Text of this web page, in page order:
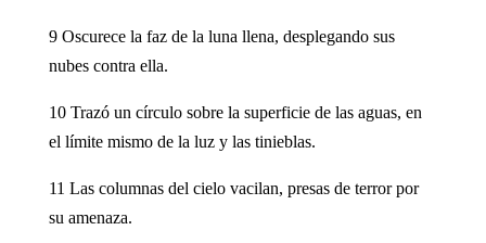
9 Oscurece la faz de la luna llena, desplegando sus
nubes contra ella.
10 Trazó un círculo sobre la superficie de las aguas, en
el límite mismo de la luz y las tinieblas.
11 Las columnas del cielo vacilan, presas de terror por
su amenaza.